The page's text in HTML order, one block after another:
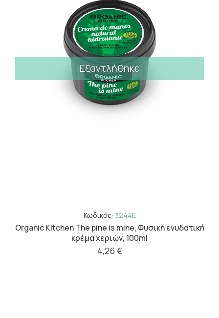
Εξαντλήθηκε
Κωδικός: 3244E
Organic Kitchen The pine is mine, Φυσική ενυδατική
κρέμα χεριών, 100ml
4,26 €